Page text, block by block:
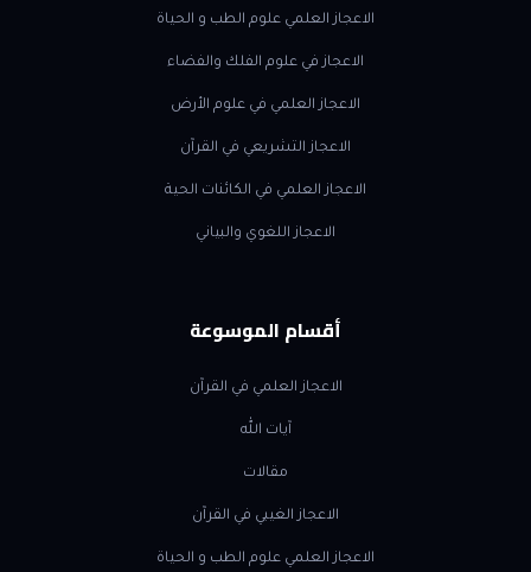
الاعجاز العلمي علوم الطب و الحياة
الاعجاز في علوم الفلك والفضاء
الاعجاز العلمي في علوم الأرض
الاعجاز التشريعي في القرآن
الاعجاز العلمي في الكائنات الحية
الاعجاز اللغوي والبياني
أقسام الموسوعة
الاعجاز العلمي في القرآن
آيات الله
مقالات
الاعجاز الغيبي في القرآن
الاعجاز العلمي علوم الطب و الحياة